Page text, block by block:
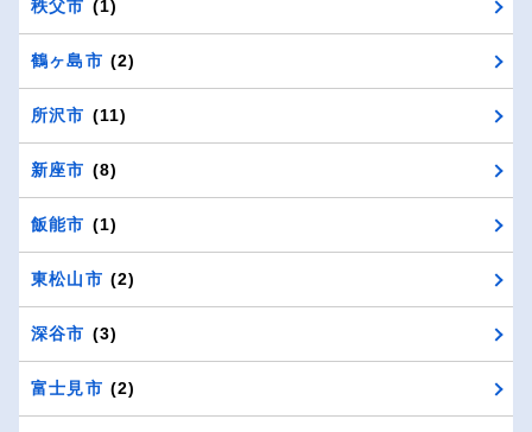
秩父市 (1)
鶴ヶ島市 (2)
所沢市 (11)
新座市 (8)
飯能市 (1)
東松山市 (2)
深谷市 (3)
富士見市 (2)